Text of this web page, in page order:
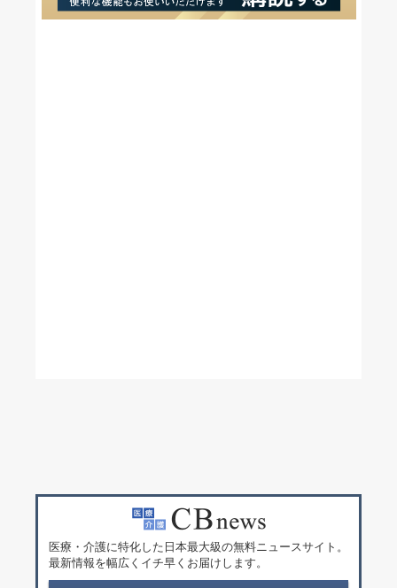
医療・介護に特化した日本最大級の無料ニュースサイト。
最新情報を幅広くイチ早くお届けします。